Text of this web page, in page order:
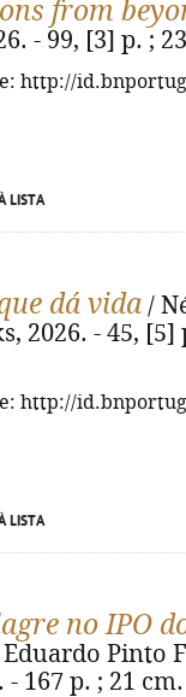
from
- 99, [3] p. ;
http://
LISTA
dá vida /
2026. - 45, [5]
http://
LISTA
no IPO
Pinto
167 p. ; 21